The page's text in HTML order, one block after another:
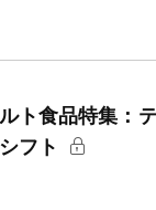
ト食品特集：
フト